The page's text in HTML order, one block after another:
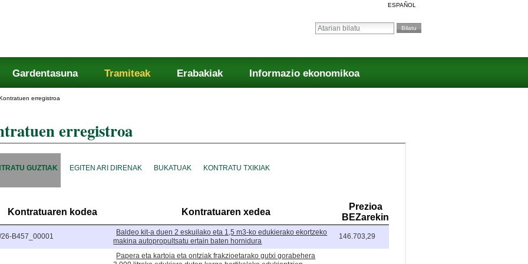
ESPAÑOL
Bilatu atarian
Gardentasuna Tramiteak Erabakiak Informazio ekonomikoa
erregistroa
erregistroa